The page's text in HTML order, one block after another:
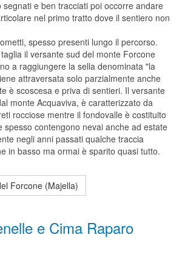
segnati e ben tracciati poi occorre andare
nel primo tratto dove il sentiero non
spesso presenti lungo il percorso.
il versante sud del monte Forcone
a raggiungere la sella denominata "la
attraversata solo parzialmente anche
è scoscesa e priva di sentieri. Il versante
monte Acquaviva, è caratterizzato da
rocciose mentre il fondovalle è costituito
spesso contengono nevai anche ad estate
negli anni passati qualche traccia
in basso ma ormai è sparito quasi tutto.
Forcone (Majella)
e Cima Raparo